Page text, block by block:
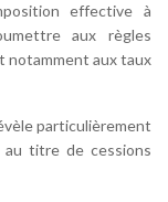
effective à
aux règles
notamment aux taux
particulièrement
au titre de cessions